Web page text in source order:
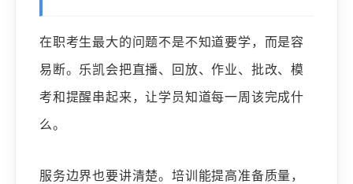
在职考生最大的问题不是不知道要学，而是容
易断。乐凯会把直播、回放、作业、批改、模
考和提醒串起来，让学员知道每一周该完成什
么。
服务边界也要讲清楚。培训能提高准备质量，